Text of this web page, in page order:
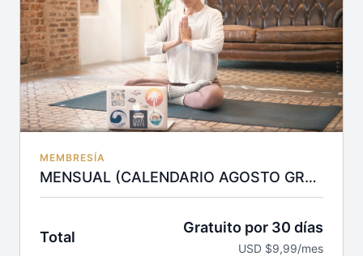
MEMBRESÍA
MENSUAL (CALENDARIO AGOSTO GRATIS)
Total
Gratuito por 30 días
USD $9,99/mes